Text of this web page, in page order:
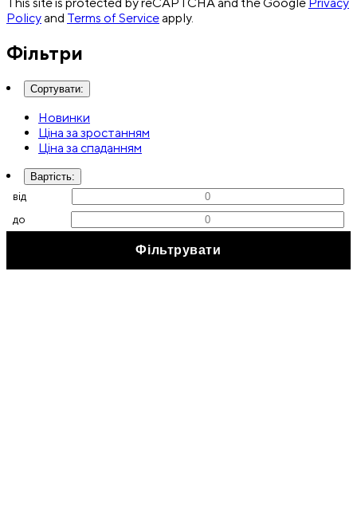
Policyand Terms of Serviceapply.
Фільтри
Сортувати:
Новинки
Ціна за зростанням
Ціна за спаданням
Вартість:
від
до
Фільтрувати